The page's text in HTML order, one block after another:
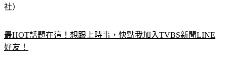
社）
最HOT話題在這！想跟上時事，快點我加入TVBS新聞LINE
好友！